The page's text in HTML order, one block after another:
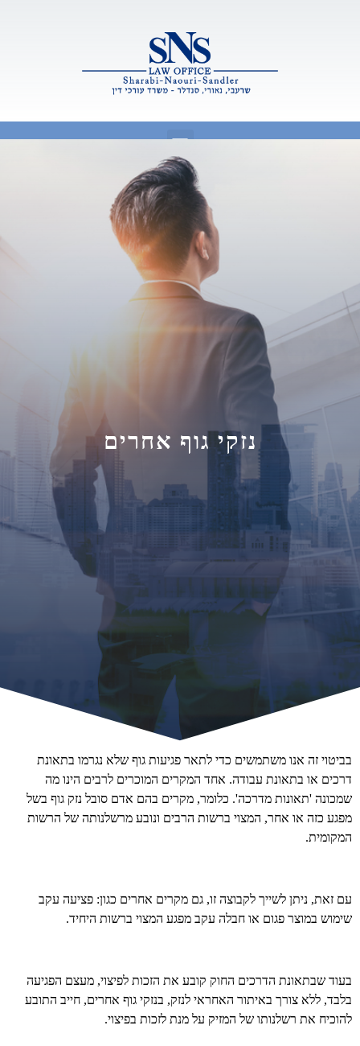
נזקי גוף אחרים
בביטוי זה אנו משתמשים כדי לתאר פגיעות גוף שלא נגרמו בתאונת
דרכים או בתאונת עבודה. אחד המקרים המוכרים לרבים הינו מה
שמכונה 'תאונות מדרכה'. כלומר, מקרים בהם אדם סובל נזק גוף בשל
מפגע כזה או אחר, המצוי ברשות הרבים ונובע מרשלנותה של הרשות
המקומית.
עם זאת, ניתן לשייך לקבוצה זו, גם מקרים אחרים כגון: פציעה עקב
שימוש במוצר פגום או חבלה עקב מפגע המצוי ברשות היחיד.
בעוד שבתאונת הדרכים החוק קובע את הזכות לפיצוי, מעצם הפגיעה
בלבד, ללא צורך באיתור האחראי לנזק, בנזקי גוף אחרים, חייב התובע
להוכיח את רשלנותו של המזיק על מנת לזכות בפיצוי.